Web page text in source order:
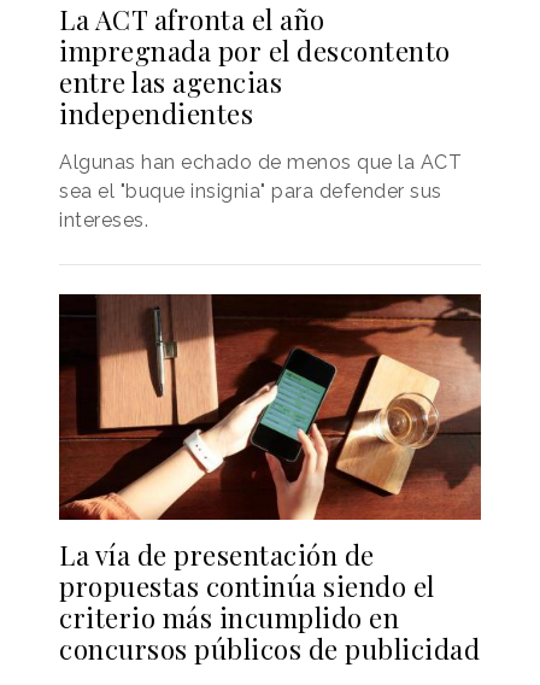
La ACT afronta el año
impregnada por el descontento
entre las agencias
independientes
Algunas han echado de menos que la ACT
sea el "buque insignia" para defender sus
intereses.
La vía de presentación de
propuestas continúa siendo el
criterio más incumplido en
concursos públicos de publicidad